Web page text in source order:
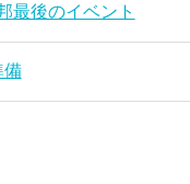
最後のイベント
備